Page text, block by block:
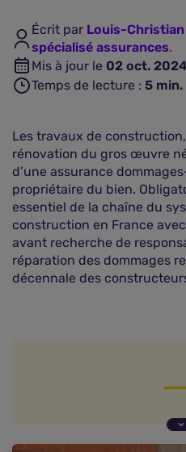
Écrit par Louis-
spécialisé assurances.
Mis à jour le 02 oct. 2024
Temps de lecture : 5 min.
Les travaux de
rénovation du gros œuvre
d’une assurance
propriétaire du bien.
essentiel de la chaîne du
construction en France
avant recherche de
réparation des dommages
décennale des